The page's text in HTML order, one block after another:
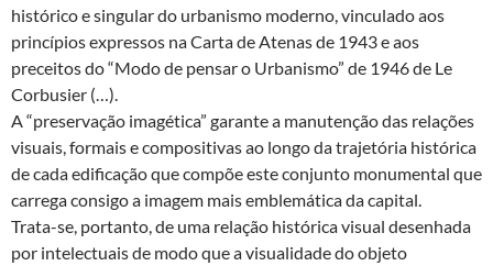
histórico e singular do urbanismo moderno, vinculado aos
princípios expressos na Carta de Atenas de 1943 e aos
preceitos do “Modo de pensar o Urbanismo” de 1946 de Le
Corbusier (…).
A “preservação imagética” garante a manutenção das relações
visuais, formais e compositivas ao longo da trajetória histórica
de cada edificação que compõe este conjunto monumental que
carrega consigo a imagem mais emblemática da capital.
Trata-se, portanto, de uma relação histórica visual desenhada
por intelectuais de modo que a visualidade do objeto